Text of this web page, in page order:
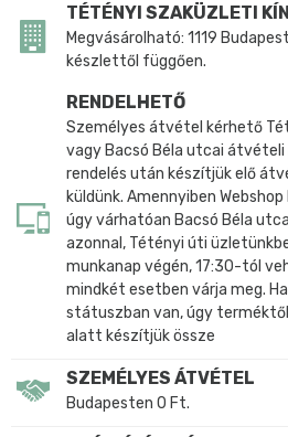
TÉTÉNYI SZAKÜZLETI
Megvásárolható: 1119
készlettől függően.
RENDELHETŐ
Személyes átvétel kérhető
vagy Bacsó Béla utcai
rendelés után készítjük elő
küldünk. Amennyiben
úgy várhatóan Bacsó Béla
azonnal, Tétényi úti
munkanap végén, 17:30-tól
mindkét esetben várja meg.
státuszban van, úgy
alatt készítjük össze
SZEMÉLYES ÁTVÉTEL
Budapesten 0 Ft.